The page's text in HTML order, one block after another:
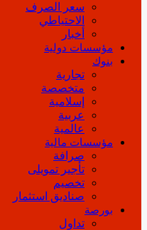
سعر الصرف
الاحتياطي
أخبار
مؤسسات دولية
بنوك
تجارية
متخصصة
إسلامية
عربية
عالمية
مؤسسات مالية
صرافة
تأجير تمويلى
تخصيم
صناديق استثمار
بورصة
تداول